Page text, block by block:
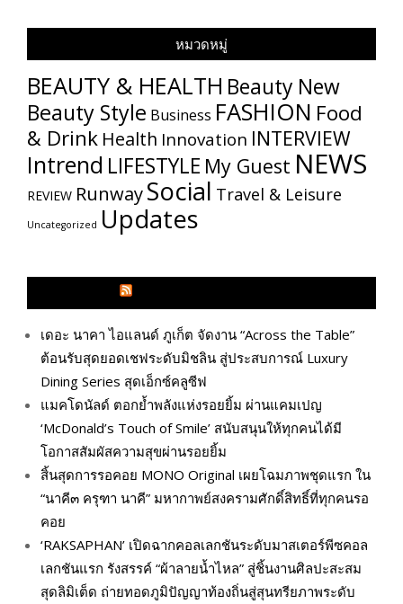
หมวดหมู่
BEAUTY & HEALTH Beauty New
Beauty Style Business FASHION Food
& Drink Health Innovation INTERVIEW
Intrend LIFESTYLE My​ Guest NEWS
REVIEW RunwaySocial Travel & Leisure
Uncategorized Updates
เดอะ นาคา ไอแลนด์ ภูเก็ต จัดงาน “Across the Table”
ต้อนรับสุดยอดเชฟระดับมิชลิน สู่ประสบการณ์ Luxury
Dining Series สุดเอ็กซ์คลูซีฟ
แมคโดนัลด์ ตอกย้ำพลังแห่งรอยยิ้ม ผ่านแคมเปญ
‘McDonald’s Touch of Smile’ สนับสนุนให้ทุกคนได้มี
โอกาสสัมผัสความสุขผ่านรอยยิ้ม
สิ้นสุดการรอคอย MONO Original เผยโฉมภาพชุดแรก ใน
“นาคี๓ ครุฑา นาคี” มหากาพย์สงครามศักดิ์สิทธิ์ที่ทุกคนรอ
คอย
‘RAKSAPHAN’ เปิดฉากคอลเลกชันระดับมาสเตอร์พีซคอล
เลกชันแรก รังสรรค์ “ผ้าลายน้ำไหล” สู่ชิ้นงานศิลปะสะสม
สุดลิมิเต็ด ถ่ายทอดภูมิปัญญาท้องถิ่นสู่สุนทรียภาพระดับ